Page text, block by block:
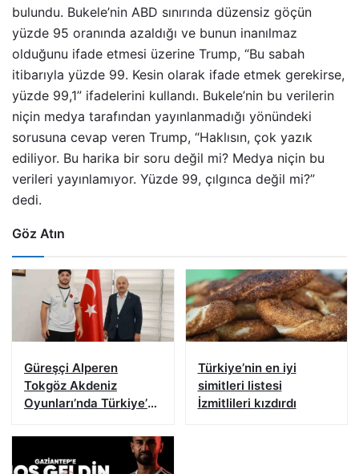
bulundu. Bukele’nin ABD sınırında düzensiz göçün
yüzde 95 oranında azaldığı ve bunun inanılmaz
olduğunu ifade etmesi üzerine Trump, “Bu sabah
itibarıyla yüzde 99. Kesin olarak ifade etmek gerekirse,
yüzde 99,1” ifadelerini kullandı. Bukele’nin bu verilerin
niçin medya tarafından yayınlanmadığı yönündeki
sorusuna cevap veren Trump, “Haklısın, çok yazık
ediliyor. Bu harika bir soru değil mi? Medya niçin bu
verileri yayınlamıyor. Yüzde 99, çılgınca değil mi?”
dedi.
Göz Atın
Güreşçi Alperen
Tokgöz Akdeniz
Oyunları’nda Türkiye’yi
Türkiye’nin en iyi
simitleri listesi
İzmitlileri kızdırdı